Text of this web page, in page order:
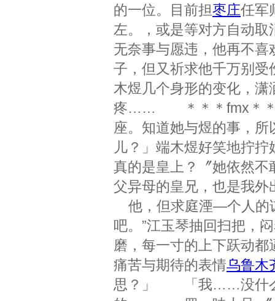
的一位。目前担枣庄任军
左。，或是等对方自动
无奈事与愿违，他再不
子，但又祈求他千万
木煜几个身形的变化，
疼…… ＊＊＊fmx＊＊
座。知道她与煜的事，
儿？」端木煜好笑地拧
真的是皇上？〞她依然
父异母的皇兄，也是我外
他，但求庭湮—个人的
吧。”江玉琴抽回扫把，
磨，每一寸的上下跃动
痛苦与期待的表情乌鲁木
思？」 「我……没什么